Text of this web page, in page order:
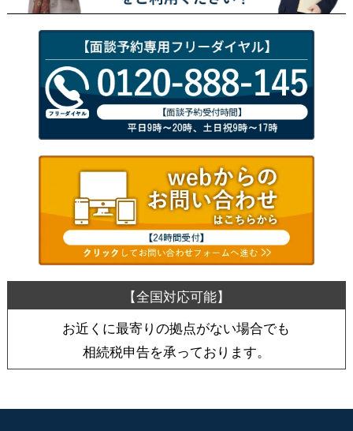
お近くに最寄りの拠点がない場合でも
相続税申告を承っております。